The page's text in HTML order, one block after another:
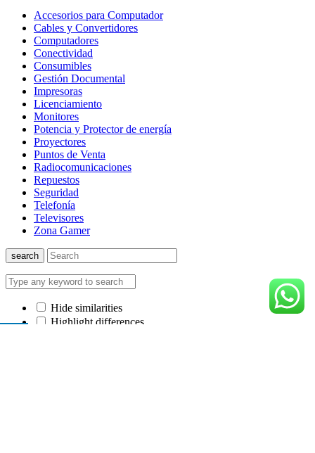
Accesorios para Computador
Cables y Convertidores
Computadores
Conectividad
Consumibles
Gestión Documental
Impresoras
Licenciamiento
Monitores
Potencia y Protector de energía
Proyectores
Puntos de Venta
Radiocomunicaciones
Repuestos
Seguridad
Telefonía
Televisores
Zona Gamer
search
Hide similarities
Highlight differences